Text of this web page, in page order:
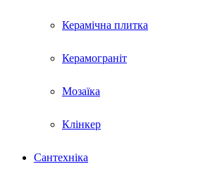
Керамічна плитка
Керамограніт
Мозаїка
Клінкер
Сантехніка